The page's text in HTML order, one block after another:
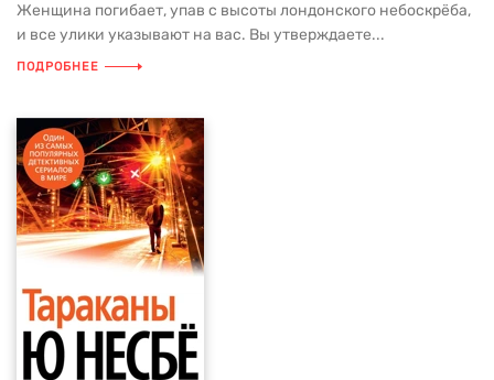
Женщина погибает, упав с высоты лондонского небоскрёба,
и все улики указывают на вас. Вы утверждаете...
ПОДРОБНЕЕ